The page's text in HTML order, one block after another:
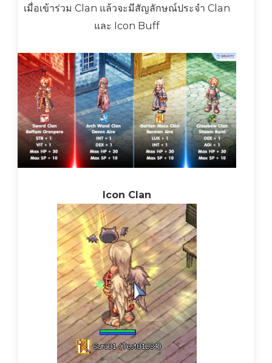
เมื่อเข้าร่วม Clan แล้วจะมีสัญลักษณ์ประจำ Clan
และ Icon Buff
Icon Clan